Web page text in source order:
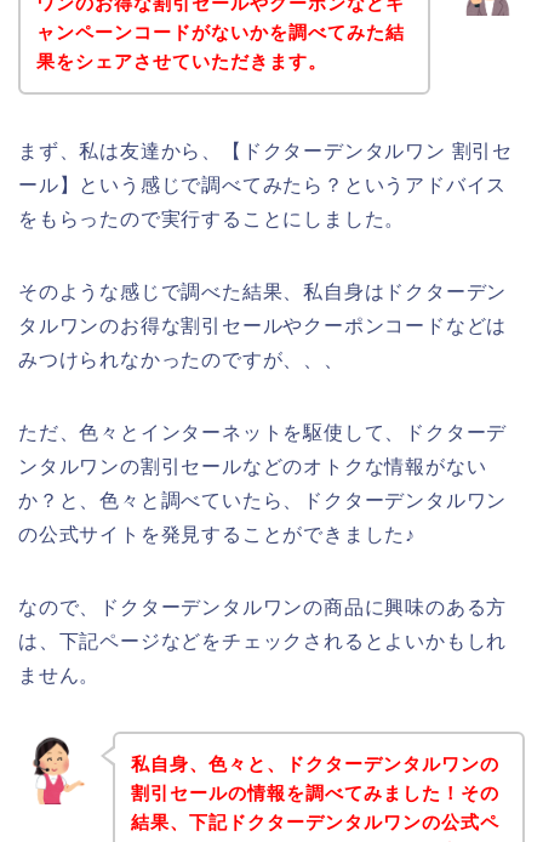
ャンペーンコードがないかを調べてみた結
果をシェアさせていただきます。
まず、私は友達から、【ドクターデンタルワン 割引セ
ール】という感じで調べてみたら？というアドバイス
をもらったので実行することにしました。
そのような感じで調べた結果、私自身はドクターデン
タルワンのお得な割引セールやクーポンコードなどは
みつけられなかったのですが、、、
ただ、色々とインターネットを駆使して、ドクターデ
ンタルワンの割引セールなどのオトクな情報がない
か？と、色々と調べていたら、ドクターデンタルワン
の公式サイトを発見することができました♪
なので、ドクターデンタルワンの商品に興味のある方
は、下記ページなどをチェックされるとよいかもしれ
ません。
私自身、色々と、ドクターデンタルワンの
割引セールの情報を調べてみました！その
結果、下記ドクターデンタルワンの公式ペ